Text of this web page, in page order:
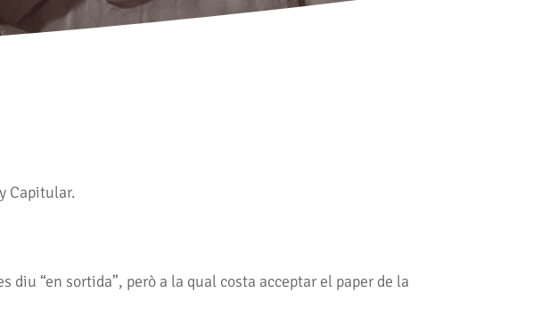
Capitular.
“en sortida”, però a la qual costa acceptar el paper de la